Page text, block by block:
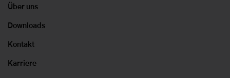
Über uns
Downloads
Kontakt
Karriere